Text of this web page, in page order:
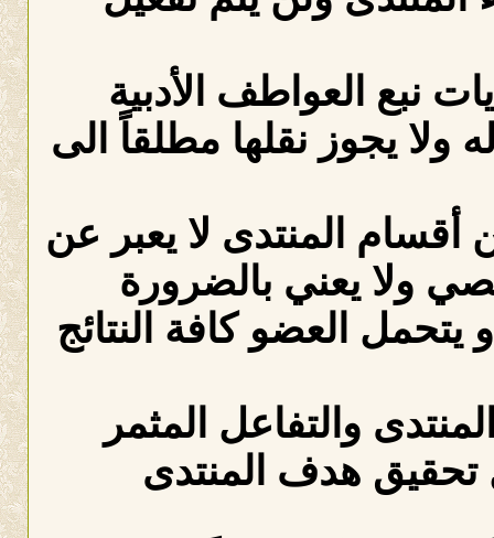
نبع العواطف الأدبية
ولا يجوز نقلها مطلقاً الى
المنتدى لا يعبر عن
ولا يعني بالضرورة
العضو كافة النتائج
والتفاعل المثمر
هدف المنتدى